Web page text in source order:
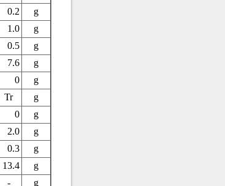
0.2
g
1.0
g
0.5
g
7.6
g
0
g
Tr
g
0
g
2.0
g
0.3
g
13.4
g
- g